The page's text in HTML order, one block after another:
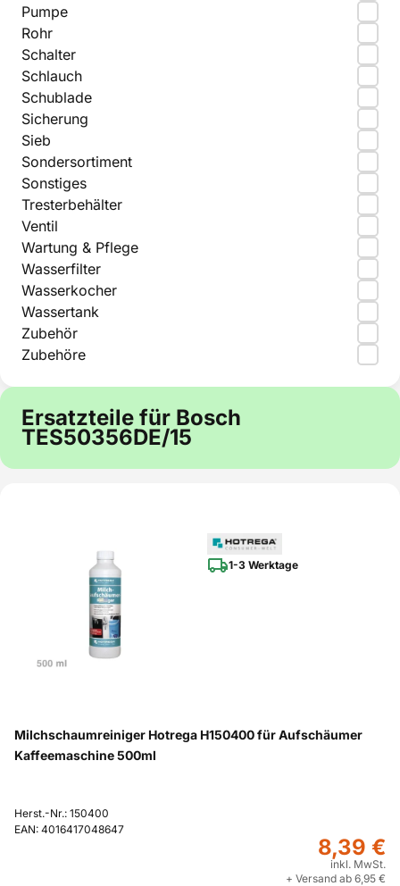
Pumpe
Rohr
Schalter
Schlauch
Schublade
Sicherung
Sieb
Sondersortiment
Sonstiges
Tresterbehälter
Ventil
Wartung & Pflege
Wasserfilter
Wasserkocher
Wassertank
Zubehör
Zubehöre
Ersatzteile für Bosch
TES50356DE/15
1-3 Werktage
Milchschaumreiniger Hotrega H150400 für Aufschäumer
Kaffeemaschine 500ml
Herst.-Nr.: 150400
EAN: 4016417048647
8,39 €
inkl. MwSt.
+ Versand ab 6,95 €